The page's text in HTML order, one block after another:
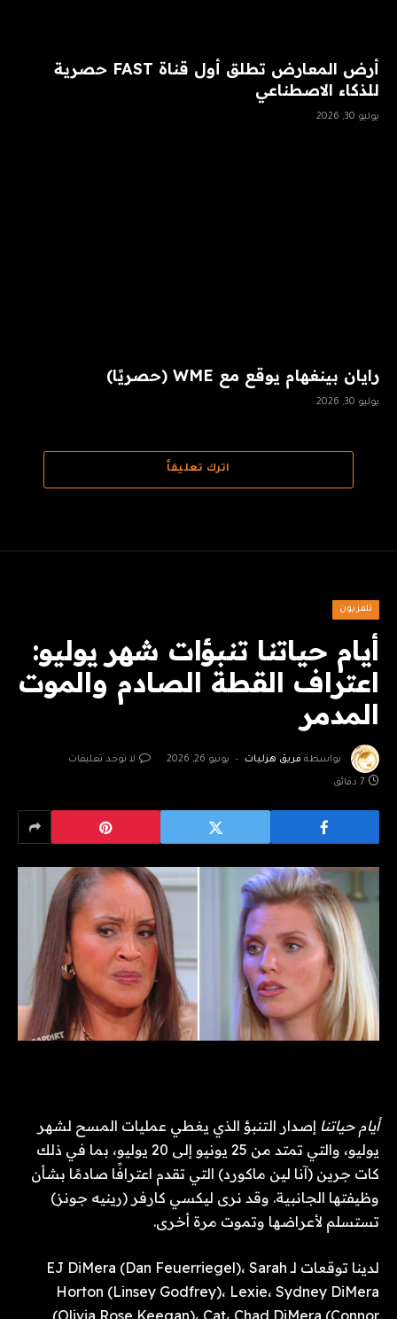
أرض المعارض تطلق أول قناة FAST حصرية
للذكاء الاصطناعي
يوليو 30, 2026
رايان بينغهام يوقع مع WME (حصريًا)
يوليو 30, 2026
اترك تعليقاً
تلفزيون
أيام حياتنا تنبؤات شهر يوليو:
اعتراف القطة الصادم والموت
المدمر
بواسطة فريق هزليات يونيو 26, 2026 لا توجد تعليقات
7 دقائق
أيام حياتنا إصدار التنبؤ الذي يغطي عمليات المسح لشهر
يوليو، والتي تمتد من 25 يونيو إلى 20 يوليو، بما في ذلك
كات جرين (آنا لين ماكورد) التي تقدم اعترافًا صادمًا بشأن
وظيفتها الجانبية. وقد نرى ليكسي كارفر (رينيه جونز)
تستسلم لأعراضها وتموت مرة أخرى.
لدينا توقعات لـ EJ DiMera (Dan Feuerriegel)، Sarah
Horton (Linsey Godfrey)، Lexie، Sydney DiMera
(Olivia Rose Keegan)، Cat، Chad DiMera (Connor